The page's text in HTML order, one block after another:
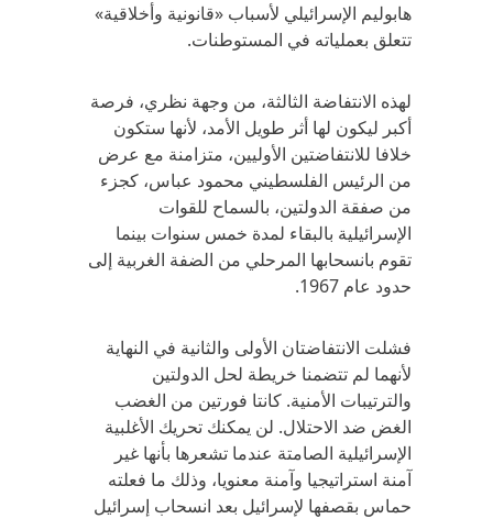
هابوليم الإسرائيلي لأسباب «قانونية وأخلاقية»
تتعلق بعملياته في المستوطنات.
لهذه الانتفاضة الثالثة، من وجهة نظري، فرصة
أكبر ليكون لها أثر طويل الأمد، لأنها ستكون
خلافا للانتفاضتين الأوليين، متزامنة مع عرض
من الرئيس الفلسطيني محمود عباس، كجزء
من صفقة الدولتين، بالسماح للقوات
الإسرائيلية بالبقاء لمدة خمس سنوات بينما
تقوم بانسحابها المرحلي من الضفة الغربية إلى
حدود عام 1967.
فشلت الانتفاضتان الأولى والثانية في النهاية
لأنهما لم تتضمنا خريطة لحل الدولتين
والترتيبات الأمنية. كانتا فورتين من الغضب
الغض ضد الاحتلال. لن يمكنك تحريك الأغلبية
الإسرائيلية الصامتة عندما تشعرها بأنها غير
آمنة استراتيجيا وآمنة معنويا، وذلك ما فعلته
حماس بقصفها لإسرائيل بعد انسحاب إسرائيل